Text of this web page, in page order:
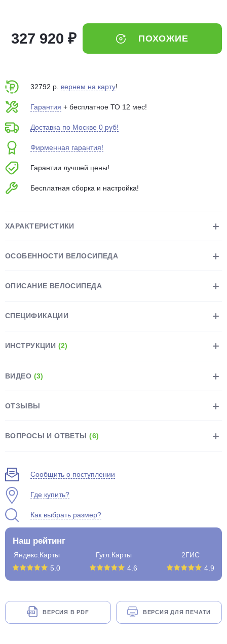
327 920 ₽ ПОХОЖИЕ
32792 р. вернем на карту!
Гарантия + бесплатное ТО 12 мес!
Доставка по Москве 0 руб!
Фирменная гарантия!
Гарантии лучшей цены!
Бесплатная сборка и настройка!
ХАРАКТЕРИСТИКИ
ОСОБЕННОСТИ ВЕЛОСИПЕДА
ОПИСАНИЕ ВЕЛОСИПЕДА
СПЕЦИФИКАЦИИ
ИНСТРУКЦИИ (2)
ВИДЕО (3)
ОТЗЫВЫ
ВОПРОСЫ И ОТВЕТЫ(6)
Сообщить о поступлении
Где купить?
Как выбрать размер?
Наш рейтинг
Яндекс.Карты
5.0
Гугл.Карты
4.6
2ГИС
4.9
ВЕРСИЯ В PDF ВЕРСИЯ ДЛЯ ПЕЧАТИ
выбранный способом
75% будут
Подробнее
Остались вопросы?